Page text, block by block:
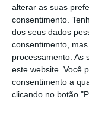
alterar as suas
consentimento.
dos seus dados
consentimento,
processamento. As
este website. Você
consentimento a
clicando no botão
da taxa de
mesma
Esta taxa
mas só
identificação